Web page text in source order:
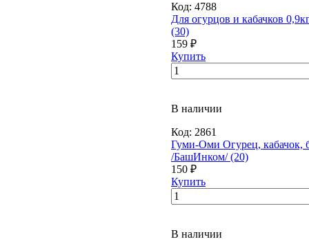
Код: 4788
Для огурцов и кабачков
(30)
159 ₽
Купить
В наличии
Код: 2861
Гуми-Оми Огурец, кабачок,
/БашИнком/ (20)
150 ₽
Купить
В наличии